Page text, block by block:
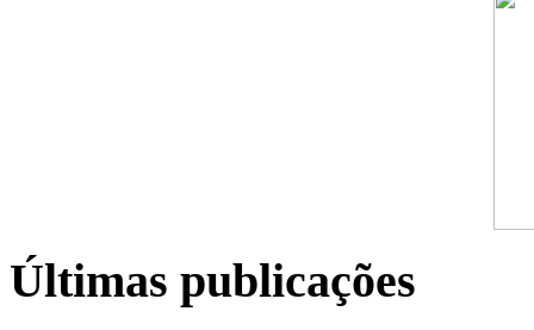
Últimas publicações